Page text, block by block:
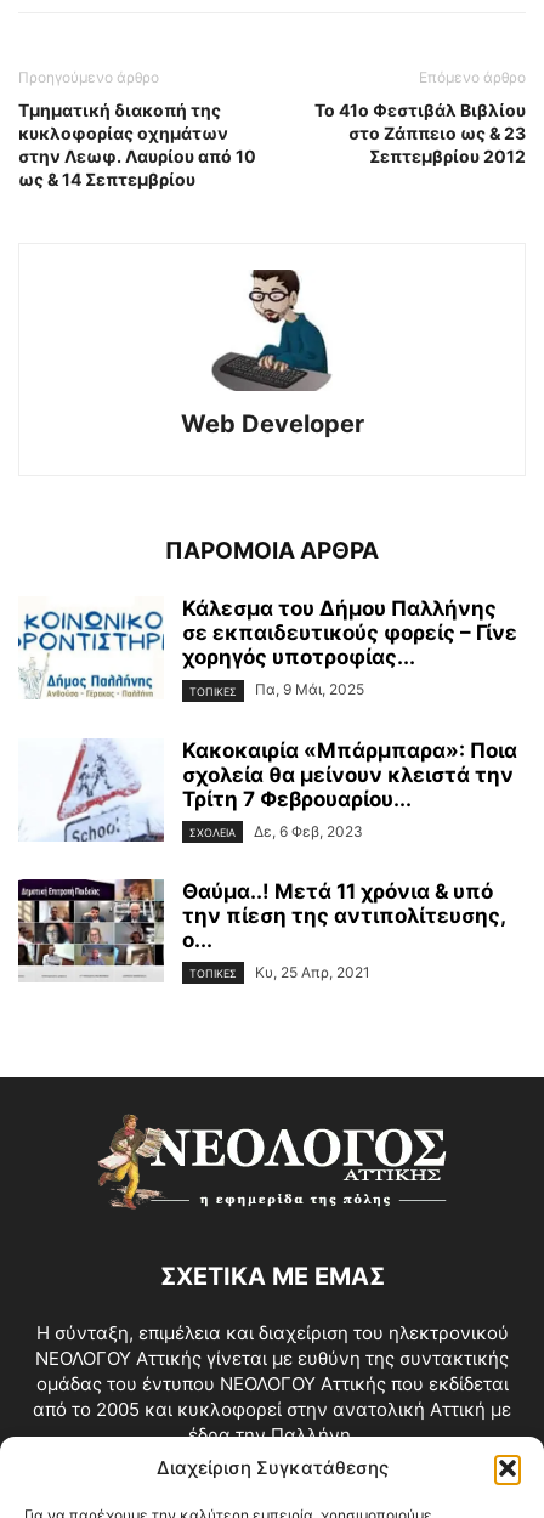
Διαχείριση Συγκατάθεσης
Προηγούμενο άρθρο
Τμηματική διακοπή της
κυκλοφορίας οχημάτων
στην Λεωφ. Λαυρίου από 10
ως & 14 Σεπτεμβρίου
Επόμενο άρθρο
Το 41ο Φεστιβάλ Βιβλίου
στο Ζάππειο ως & 23
Σεπτεμβρίου 2012
Web Developer
ΠΑΡΟΜΟΙΑ ΑΡΘΡΑ
Κάλεσμα του Δήμου Παλλήνης
σε εκπαιδευτικούς φορείς – Γίνε
χορηγός υποτροφίας...
ΤΟΠΙΚΕΣ Πα, 9 Μάι, 2025
Κακοκαιρία «Μπάρμπαρα»: Ποια
σχολεία θα μείνουν κλειστά την
Τρίτη 7 Φεβρουαρίου...
ΣΧΟΛΕΙΑ Δε, 6 Φεβ, 2023
Θαύμα..! Μετά 11 χρόνια & υπό
την πίεση της αντιπολίτευσης,
ο...
ΤΟΠΙΚΕΣ Κυ, 25 Απρ, 2021
ΣΧΕΤΙΚΑ ΜΕ ΕΜΑΣ
Η σύνταξη, επιμέλεια και διαχείριση του ηλεκτρονικού
ΝΕΟΛΟΓΟΥ Αττικής γίνεται με ευθύνη της συντακτικής
ομάδας του έντυπου ΝΕΟΛΟΓΟΥ Αττικής που εκδίδεται
από το 2005 και κυκλοφορεί στην ανατολική Αττική με
έδρα την Παλλήνη.
Επικοινωνία:info@neologosattikis.gr